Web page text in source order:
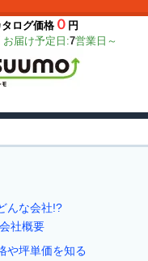
タログ価格０ 円
お届け予定日:7営業日～
んな会社!?
社概要
や坪単価を知る